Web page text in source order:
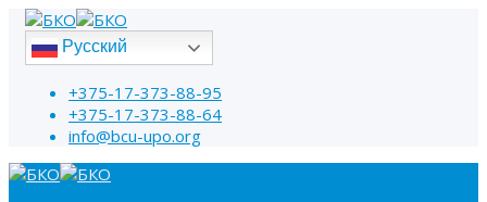
Русский
+375-17-373-88-95
+375-17-373-88-64
info@bcu-upo.org